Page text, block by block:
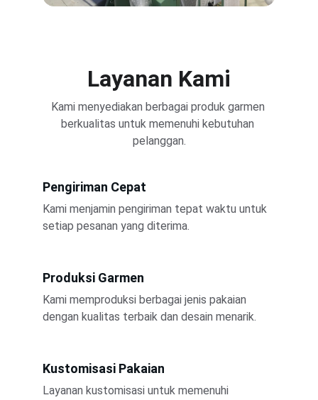
Layanan Kami
Kami menyediakan berbagai produk garmen
berkualitas untuk memenuhi kebutuhan
pelanggan.
Produksi Garmen
Kami memproduksi berbagai jenis pakaian
dengan kualitas terbaik dan desain menarik.
Kustomisasi Pakaian
Layanan kustomisasi untuk memenuhi
Pengiriman Cepat
Kami menjamin pengiriman tepat waktu untuk
setiap pesanan yang diterima.